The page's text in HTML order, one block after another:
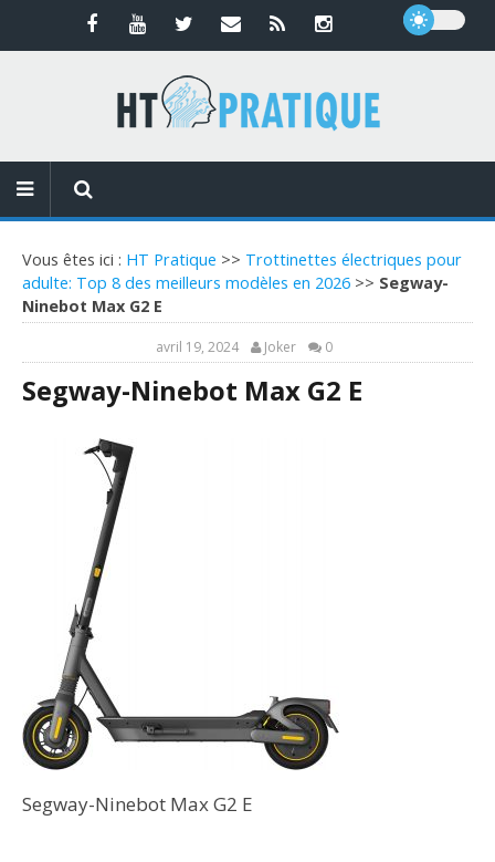
Vous êtes ici : HT Pratique >> Trottinettes électriques pour
adulte: Top 8 des meilleurs modèles en 2026 >> Segway-
Ninebot Max G2 E
avril 19, 2024 Joker 0
Segway-Ninebot Max G2 E
Segway-Ninebot Max G2 E